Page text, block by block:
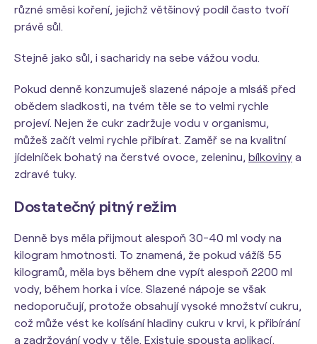
různé směsi koření, jejichž většinový podíl často tvoří
právě sůl.
Stejně jako sůl, i sacharidy na sebe vážou vodu.
Pokud denně konzumuješ slazené nápoje a mlsáš před
obědem sladkosti, na tvém těle se to velmi rychle
projeví. Nejen že cukr zadržuje vodu v organismu,
můžeš začít velmi rychle přibírat. Zaměř se na kvalitní
jídelníček bohatý na čerstvé ovoce, zeleninu, bílkoviny a
zdravé tuky.
Dostatečný pitný režim
Denně bys měla přijmout alespoň 30-40 ml vody na
kilogram hmotnosti. To znamená, že pokud vážíš 55
kilogramů, měla bys během dne vypít alespoň 2200 ml
vody, během horka i více. Slazené nápoje se však
nedoporučují, protože obsahují vysoké množství cukru,
což může vést ke kolísání hladiny cukru v krvi, k přibírání
a zadržování vody v těle. Existuje spousta aplikací,